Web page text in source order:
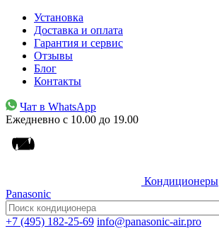
Установка
Доставка и оплата
Гарантия и сервис
Отзывы
Блог
Контакты
Чат в WhatsApp
Ежедневно с 10.00 до 19.00
Кондиционеры
Panasonic
+7 (495) 182-25-69 info@panasonic-air.pro